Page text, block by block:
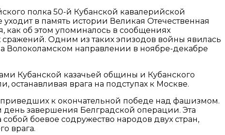
полка 50-й Кубанской кавалерийской
в память истории Великая Отечественная
как об этом упоминалось в сообщениях
сражений. Одним из таких эпизодов войны явилась
Волоколамском направлении в ноябре-декабре
Кубанской казачьей общины и Кубанского
останавливая врага на подступах к Москве.
приведших к окончательной победе над фашизмом.
день завершения Белградской операции. Эта
боевое содружество народов двух стран,
врага.